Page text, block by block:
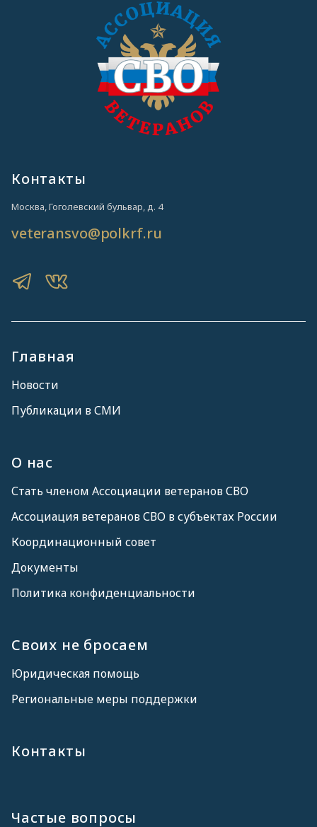
Главная
Новости
Публикации в СМИ
О нас
Стать членом Ассоциации ветеранов СВО
Ассоциация ветеранов СВО в субъектах России
Координационный совет
Документы
Политика конфиденциальности
Своих не бросаем
Юридическая помощь
Региональные меры поддержки
Контакты
Частые вопросы
Контакты
Москва, Гоголевский бульвар, д. 4
veteransvo@polkrf.ru